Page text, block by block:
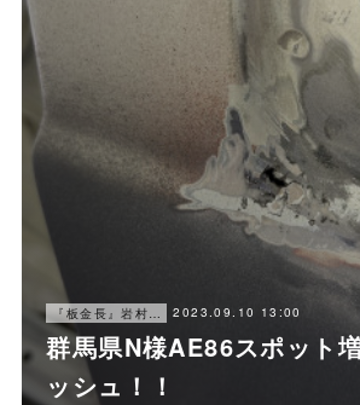
2023.09.10 13:00
群馬県N様AE86スポット
ッシュ！！